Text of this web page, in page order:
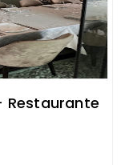
Restaurante